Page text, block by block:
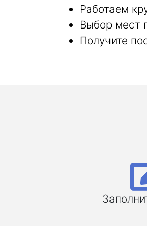
Работаем
Выбор мест
Получите